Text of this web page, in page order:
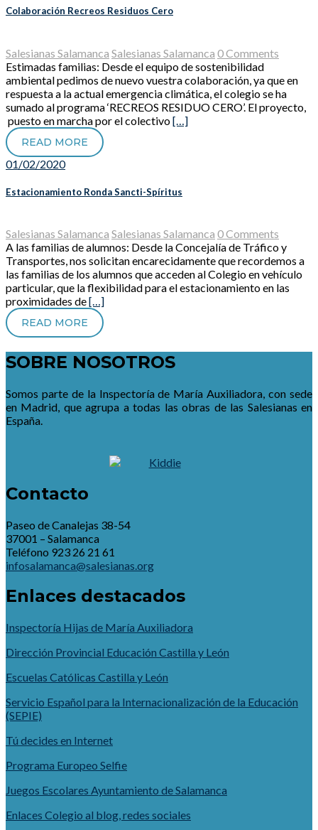
Colaboración Recreos Residuos Cero
Salesianas Salamanca Salesianas Salamanca 0 Comments
Estimadas familias: Desde el equipo de sostenibilidad
ambiental pedimos de nuevo vuestra colaboración, ya que en
respuesta a la actual emergencia climática, el colegio se ha
sumado al programa ‘RECREOS RESIDUO CERO’. El proyecto,
puesto en marcha por el colectivo[…]
READ MORE
01/02/2020
Estacionamiento Ronda Sancti-Spíritus
Salesianas Salamanca Salesianas Salamanca 0 Comments
A las familias de alumnos: Desde la Concejalía de Tráfico y
Transportes, nos solicitan encarecidamente que recordemos a
las familias de los alumnos que acceden al Colegio en vehículo
particular, que la flexibilidad para el estacionamiento en las
proximidades de[…]
READ MORE
SOBRE NOSOTROS
Somos parte de la Inspectoría de María Auxiliadora, con sede
en Madrid, que agrupa a todas las obras de las Salesianas en
España.
Contacto
Paseo de Canalejas 38-54
37001 – Salamanca
Teléfono 923 26 21 61
infosalamanca@salesianas.org
Enlaces destacados
Inspectoría Hijas de María Auxiliadora
Dirección Provincial Educación Castilla y León
Escuelas Católicas Castilla y León
Servicio Español para la Internacionalización de la Educación
(SEPIE)
Tú decides en Internet
Programa Europeo Selfie
Juegos Escolares Ayuntamiento de Salamanca
Enlaces Colegio al blog, redes sociales